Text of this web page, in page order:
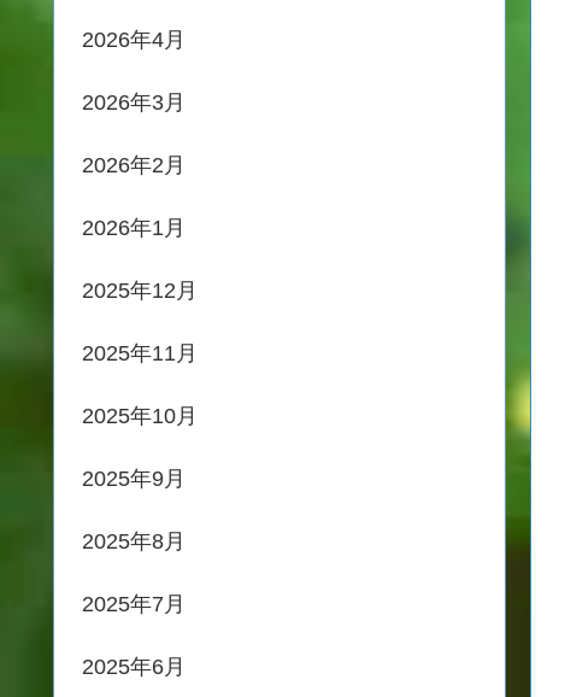
2026年4月
2026年3月
2026年2月
2026年1月
2025年12月
2025年11月
2025年10月
2025年9月
2025年8月
2025年7月
2025年6月